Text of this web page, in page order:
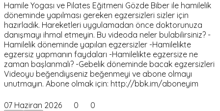
Hamile Yogası ve Pilates Eğitmeni Gözde Biber ile hamilelik
döneminde yapılması gereken egzersizleri sizler için
hazırladık. Hareketleri uygulamadan önce doktorunuza
danışmayı ihmal etmeyin. Bu videoda neler bulabilirsiniz? -
Hamilelik döneminde yapılan egzersizler -Hamilelikte
egzersiz yapmanın faydaları -Hamilelikte egzersize ne
zaman başlanmalı? -Gebelik döneminde bacak egzersizleri
Videoyu beğendiyseniz beğenmeyi ve abone olmayı
unutmayın. Abone olmak için: http://bbk.im/aboneyim
07 Haziran 2026 0 0